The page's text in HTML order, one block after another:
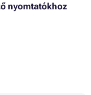
nyomtatókhoz